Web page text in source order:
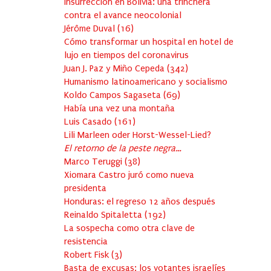
contra el avance neocolonial
Jérôme Duval (16)
Cómo transformar un hospital en hotel de
lujo en tiempos del coronavirus
Juan J. Paz y Miño Cepeda (342)
Humanismo latinoamericano y socialismo
Koldo Campos Sagaseta (69)
Había una vez una montaña
Luis Casado (161 )
Lili Marleen oder Horst-Wessel-Lied?
El retorno de la peste negra…
Marco Teruggi (38)
Xiomara Castro juró como nueva
presidenta
Honduras: el regreso 12 años después
Reinaldo Spitaletta (192)
La sospecha como otra clave de
resistencia
Robert Fisk (3)
Basta de excusas: los votantes israelíes